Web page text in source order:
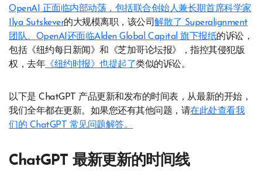
OpenAI 正面临内部动荡，包括联合创始人兼长期首席科学家
Ilya Sutskever的大规模离职，该公司解散了 Superalignment
团队。OpenAI还面临Alden Global Capital 旗下报纸的诉讼，
包括《纽约每日新闻》和《芝加哥论坛报》，指控其侵犯版
权，去年《纽约时报》也提起了类似的诉讼。
以下是 ChatGPT 产品更新和发布的时间表，从最新的开始，
我们全年都在更新。如果您还有其他问题，请在此处查看我
们的 ChatGPT 常见问题解答。
ChatGPT 最新更新的时间线